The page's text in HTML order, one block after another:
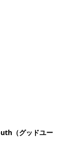
（グッドユー